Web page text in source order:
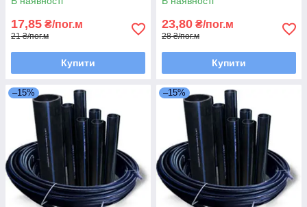
17,85 ₴/пог.м
21 ₴/пог.м
Купити
23,80 ₴/пог.м
28 ₴/пог.м
Купити
–15% –15%